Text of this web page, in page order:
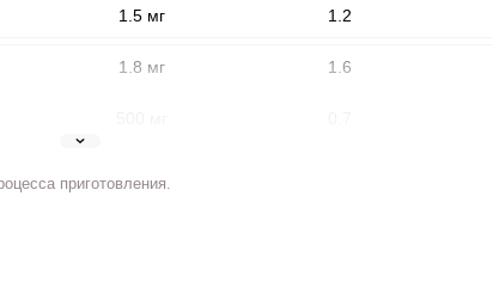
1.5 мг 1.2
1.8 мг 1.6
приготовления.